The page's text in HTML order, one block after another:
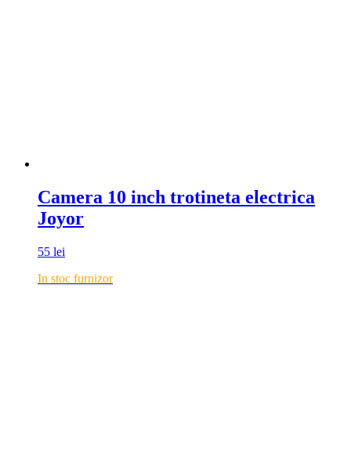
Camera 10 inch trotineta electrica
Joyor
55 lei
In stoc furnizor